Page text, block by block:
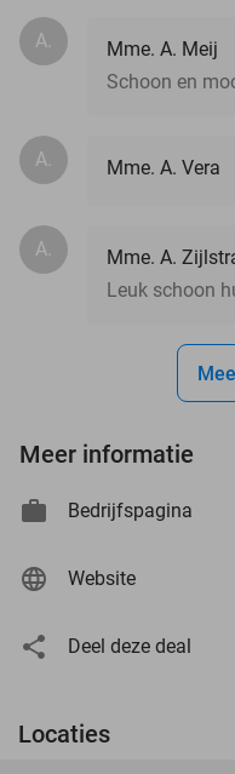
A.
Mme. A. Meij
Schoon en
A. Mme. A. Vera
A.
Mme. A.
Leuk schoon
Meer informatie
Bedrijfspagina
Website
Deel deze deal
Locaties